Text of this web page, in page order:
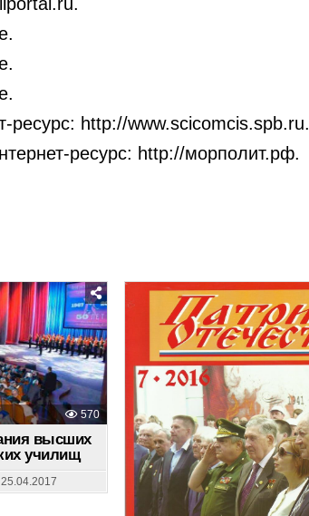
http://
ресурс: http://морполит.рф.
570
высших
училищ
25.04.2017
Posted
in